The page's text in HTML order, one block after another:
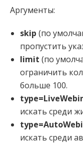
Аргументы:
skip (по
пропустить
limit (по
ограничить
больше 100.
искать среди
искать среди